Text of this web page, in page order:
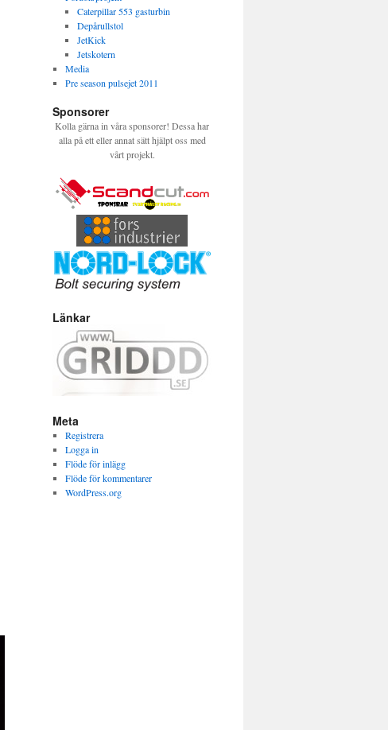
Caterpillar 553 gasturbin
Depårullstol
JetKick
Jetskotern
Media
Pre season pulsejet 2011
Sponsorer
Kolla gärna in våra sponsorer! Dessa har
alla på ett eller annat sätt hjälpt oss med
vårt projekt.
Länkar
Meta
Registrera
Logga in
Flöde för inlägg
Flöde för kommentarer
WordPress.org